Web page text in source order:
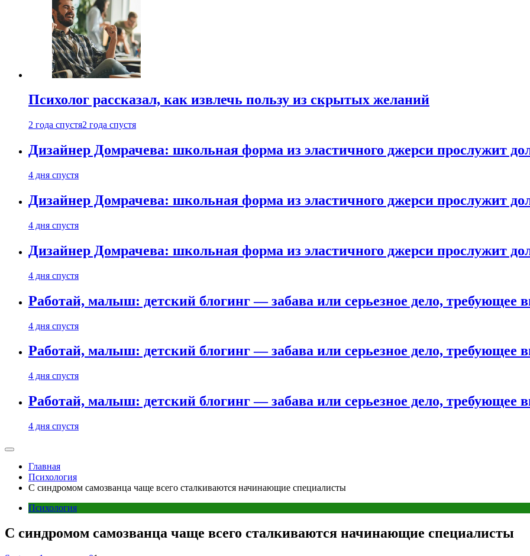
Психолог рассказал, как извлечь пользу из скрытых желаний
2 года спустя2 года спустя
Дизайнер Домрачева: школьная форма из эластичного джерси прослужит
4 дня спустя
Дизайнер Домрачева: школьная форма из эластичного джерси прослужит
4 дня спустя
Дизайнер Домрачева: школьная форма из эластичного джерси прослужит
4 дня спустя
Работай, малыш: детский блогинг — забава или серьезное дело, требующее
4 дня спустя
Работай, малыш: детский блогинг — забава или серьезное дело, требующее
4 дня спустя
Работай, малыш: детский блогинг — забава или серьезное дело, требующее
4 дня спустя
Главная
Психология
C синдромом самозванца чаще всего сталкиваются начинающие специалисты
Психология
C синдромом самозванца чаще всего сталкиваются начинающие специалисты